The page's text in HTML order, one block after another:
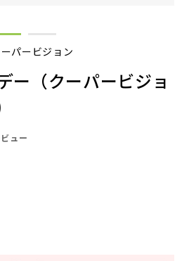
パービジョン
ー（クーパービジョ
ビュー